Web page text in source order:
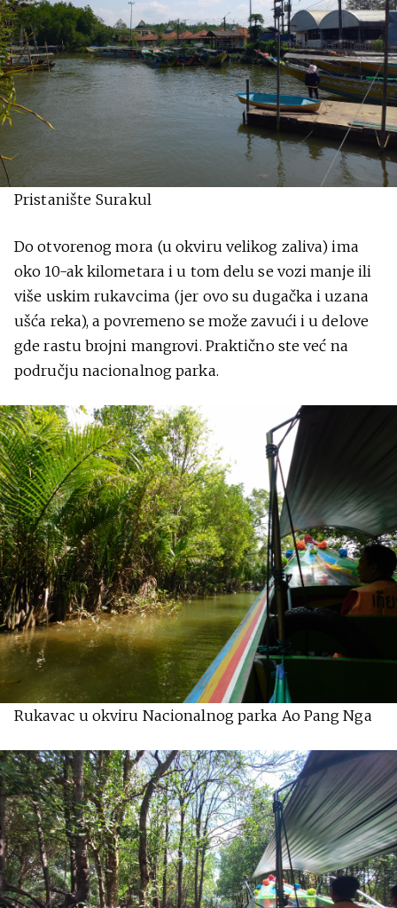
Pristanište Surakul
Do otvorenog mora (u okviru velikog zaliva) ima
oko 10-ak kilometara i u tom delu se vozi manje ili
više uskim rukavcima (jer ovo su dugačka i uzana
ušća reka), a povremeno se može zavući i u delove
gde rastu brojni mangrovi. Praktično ste već na
području nacionalnog parka.
Rukavac u okviru Nacionalnog parka Ao Pang Nga